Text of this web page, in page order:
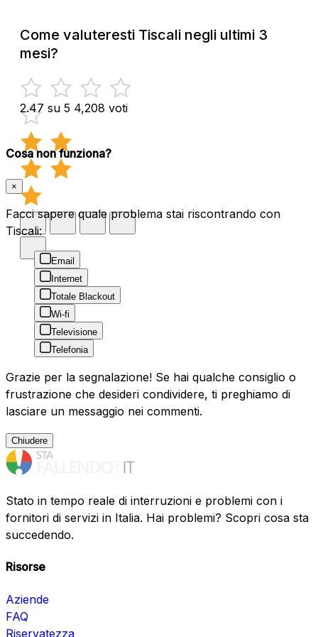
Come valuteresti Tiscali negli ultimi 3
mesi?
2.47 su 5 4,208 voti
Cosa non funziona?
×
Facci sapere quale problema stai riscontrando con
Tiscali:
Email
Internet
Totale Blackout
Wi-fi
Televisione
Telefonia
Grazie per la segnalazione! Se hai qualche consiglio o
frustrazione che desideri condividere, ti preghiamo di
lasciare un messaggio nei commenti.
Chiudere
Stato in tempo reale di interruzioni e problemi con i
fornitori di servizi in Italia. Hai problemi? Scopri cosa sta
succedendo.
Risorse
Aziende
FAQ
Riservatezza